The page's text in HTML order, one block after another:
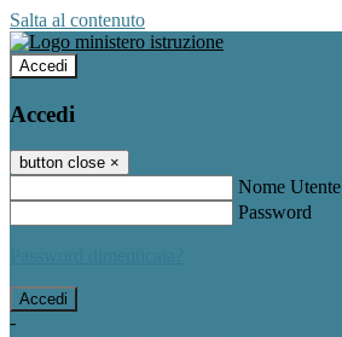
Salta al contenuto
Accedi
Accedi
button close ×
Nome Utente
Password
-